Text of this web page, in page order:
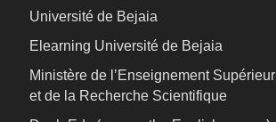
Université de Bejaia
Elearning Université de Bejaia
Ministère de l’Enseignement Supérieur
et de la Recherche Scientifique